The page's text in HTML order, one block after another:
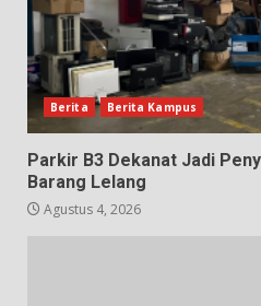
Berita Berita Kampus
Parkir B3 Dekanat Jadi
Barang Lelang
Agustus 4, 2026